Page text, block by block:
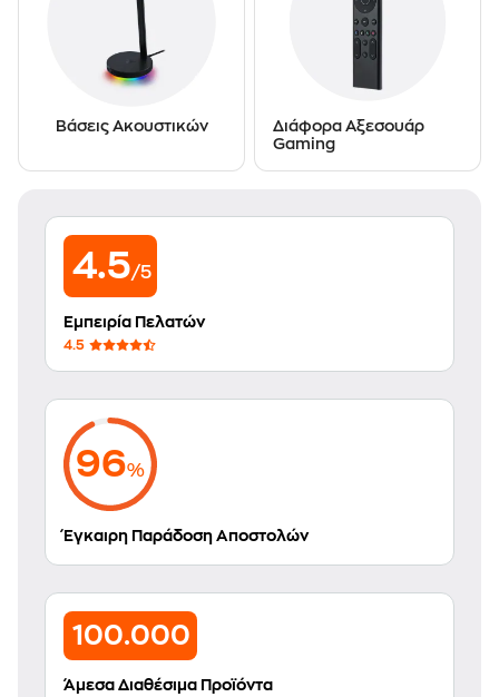
Βάσεις Ακουστικών
Διάφορα Αξεσουάρ
Gaming
4.5/5
Εμπειρία Πελατών
4.5
96%
Έγκαιρη Παράδοση Αποστολών
100.000
Άμεσα Διαθέσιμα Προϊόντα